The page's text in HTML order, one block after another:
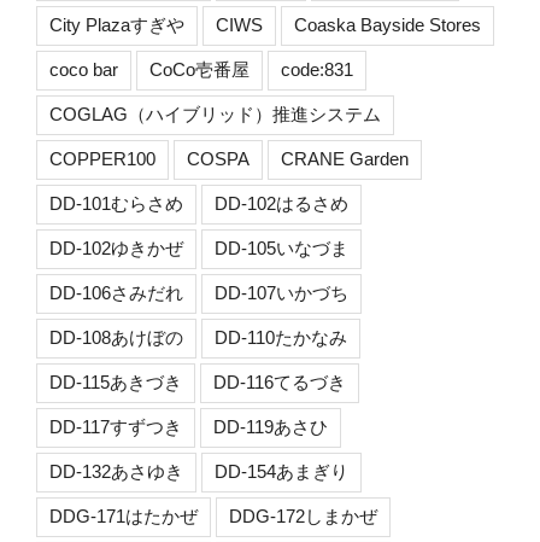
City Plazaすぎや CIWS Coaska Bayside Stores
coco bar CoCo壱番屋 code:831
COGLAG（ハイブリッド）推進システム
COPPER100 COSPA CRANE Garden
DD-101むらさめ DD-102はるさめ
DD-102ゆきかぜ DD-105いなづま
DD-106さみだれ DD-107いかづち
DD-108あけぼの DD-110たかなみ
DD-115あきづき DD-116てるづき
DD-117すずつき DD-119あさひ
DD-132あさゆき DD-154あまぎり
DDG-171はたかぜ DDG-172しまかぜ